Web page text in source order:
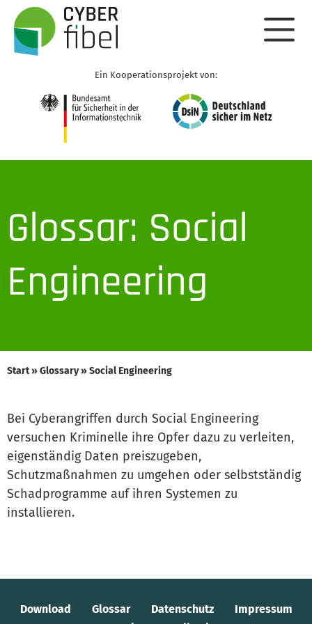
Ein Kooperationsprojekt von:
Glossar: Social
Engineering
Start»Glossary»Social Engineering
Bei Cyberangriffen durch Social Engineering
versuchen Kriminelle ihre Opfer dazu zu verleiten,
eigenständig Daten preiszugeben,
Schutzmaßnahmen zu umgehen oder selbstständig
Schadprogramme auf ihren Systemen zu
installieren.
Download Glossar Datenschutz
Impressum